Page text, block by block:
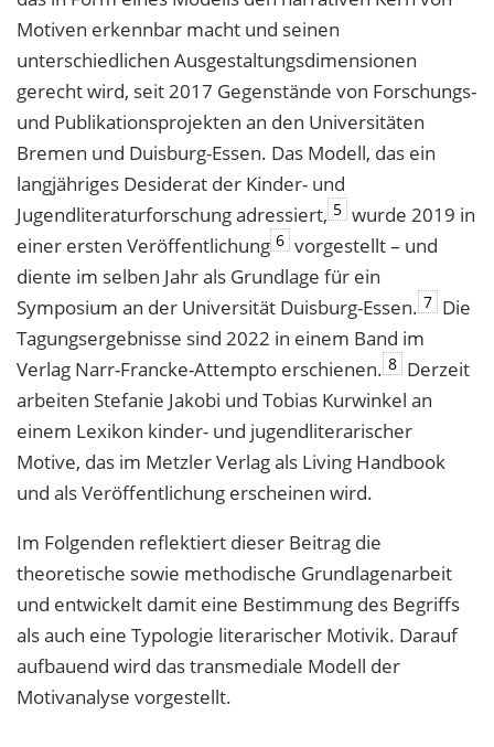
Motiven erkennbar macht und seinen
unterschiedlichen Ausgestaltungsdimensionen
gerecht wird, seit 2017 Gegenstände von Forschungs-
und Publikationsprojekten an den Universitäten
Bremen und Duisburg-Essen. Das Modell, das ein
langjähriges Desiderat der Kinder- und
Jugendliteraturforschung adressiert, 5 wurde 2019 in
einer ersten Veröffentlichung 6 vorgestellt – und
diente im selben Jahr als Grundlage für ein
Symposium an der Universität Duisburg-Essen. 7 Die
Tagungsergebnisse sind 2022 in einem Band im
Verlag Narr-Francke-Attempto erschienen. 8 Derzeit
arbeiten Stefanie Jakobi und Tobias Kurwinkel an
einem Lexikon kinder- und jugendliterarischer
Motive, das im Metzler Verlag als Living Handbook
und als Veröffentlichung erscheinen wird.
Im Folgenden reflektiert dieser Beitrag die
theoretische sowie methodische Grundlagenarbeit
und entwickelt damit eine Bestimmung des Begriffs
als auch eine Typologie literarischer Motivik. Darauf
aufbauend wird das transmediale Modell der
Motivanalyse vorgestellt.